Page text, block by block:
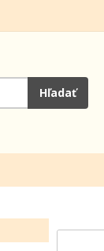
Hľadať